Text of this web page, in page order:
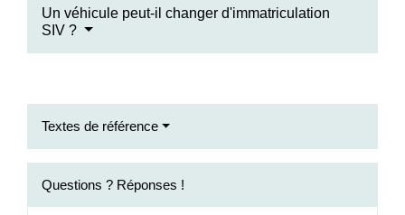
Un véhicule peut-il changer d'immatriculation
SIV ?
Textes de référence
Questions ? Réponses !